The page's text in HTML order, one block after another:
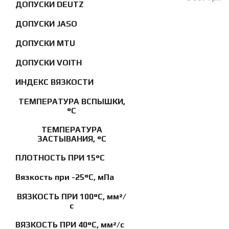
ДОПУСКИ DEUTZ
ДОПУСКИ JASO
ДОПУСКИ MTU
ДОПУСКИ VOITH
ИНДЕКС ВЯЗКОСТИ
ТЕМПЕРАТУРА ВСПЫШКИ,
°C
ТЕМПЕРАТУРА
ЗАСТЫВАНИЯ, °C
ПЛОТНОСТЬ ПРИ 15°C
Вязкость при -25°C, мПа
ВЯЗКОСТЬ ПРИ 100°C, мм²/
с
ВЯЗКОСТЬ ПРИ 40°C, мм²/с